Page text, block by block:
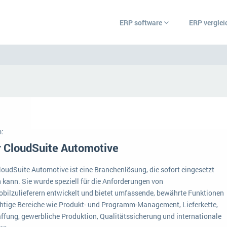
ERP software
Plattform
Betriebsgröße
ERP
aus
diese
Handwerk
IKT
Landwirtschaft
wichtigsten Punkte, die es zu beachten gilt
Service Level Agreements (SLA) und ERP: Was muss man wissen?
ERP-Software für Abfallentsorger
CloudSuite Automotive
Automotive ist eine Branchenlösung, die sofort eingesetzt
kann. Sie wurde speziell für die Anforderungen von
entwickelt und bietet umfassende, bewährte Funktionen
Bereiche wie Produkt- und Programm-Management, Lieferkette,
gewerbliche Produktion, Qualitätssicherung und internationale